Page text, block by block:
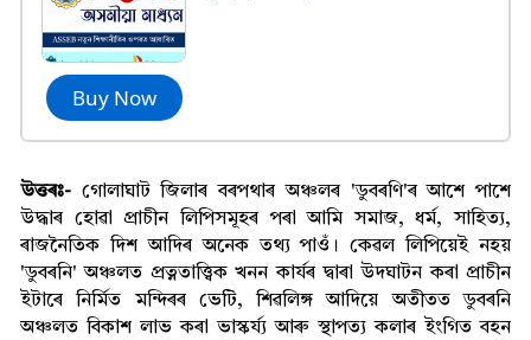
Buy Now
উত্তৰঃ- গোলাঘাট জিলাৰ বৰপথাৰ অঞ্চলৰ 'ডুবৰণি'ৰ আশে পাশে
উদ্ধাৰ হোৱা প্ৰাচীন লিপিসমূহৰ পৰা আমি সমাজ, ধৰ্ম, সাহিত্য,
ৰাজনৈতিক দিশ আদিৰ অনেক তথ্য পাওঁ। কেৱল লিপিয়েই নহয়
'ডুবৰনি' অঞ্চলত প্ৰত্নতাত্ত্বিক খনন কাৰ্যৰ দ্বাৰা উদঘাটন কৰা প্ৰাচীন
ইটাৰে নিৰ্মিত মন্দিৰৰ ভেটি, শিৱলিঙ্গ আদিয়ে অতীতত ডুবৰনি
অঞ্চলত বিকাশ লাভ কৰা ভাস্কৰ্য্য় আৰু স্থাপত্য কলাৰ ইংগিত বহন